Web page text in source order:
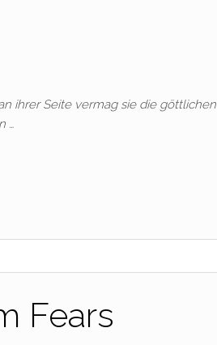
ihrer Seite vermag sie die göttlichen
…
Fears